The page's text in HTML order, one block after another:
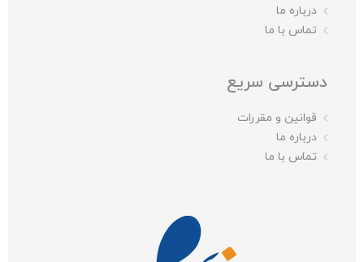
درباره ما
تماس با ما
دسترسی سریع
قوانین و مقررات
درباره ما
تماس با ما